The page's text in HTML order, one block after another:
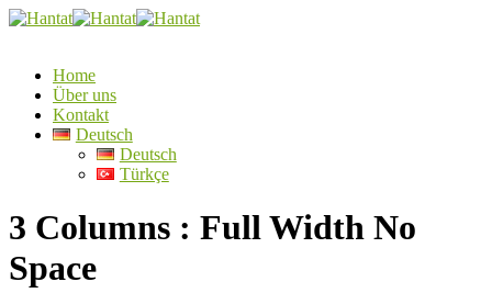
Home
Über uns
Kontakt
Deutsch
Deutsch
Türkçe
3 Columns : Full Width No
Space